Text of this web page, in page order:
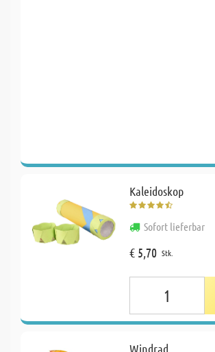
Kaleidoskop
Sofort lieferbar
€ 5,70 Stk.
Windrad